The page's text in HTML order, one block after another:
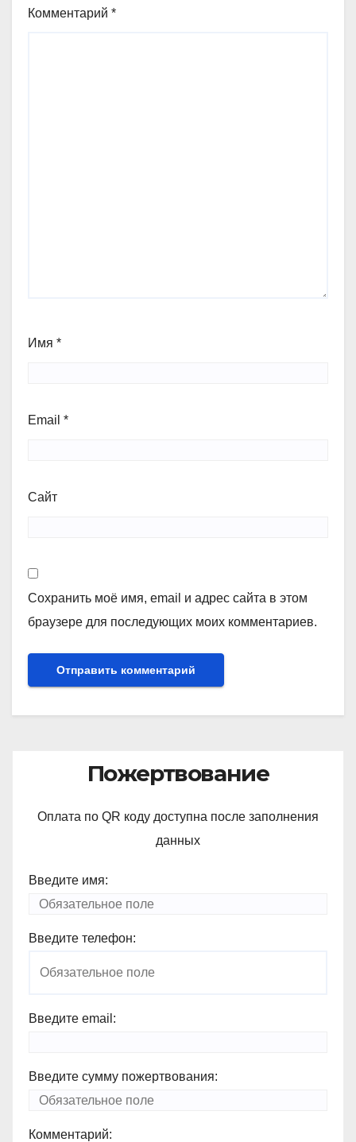
Комментарий *
Имя *
Email *
Сайт
Сохранить моё имя, email и адрес сайта в этом
браузере для последующих моих комментариев.
Пожертвование
Оплата по QR коду доступна после заполнения
данных
Введите имя:
Введите телефон:
Введите email:
Введите сумму пожертвования:
Комментарий: